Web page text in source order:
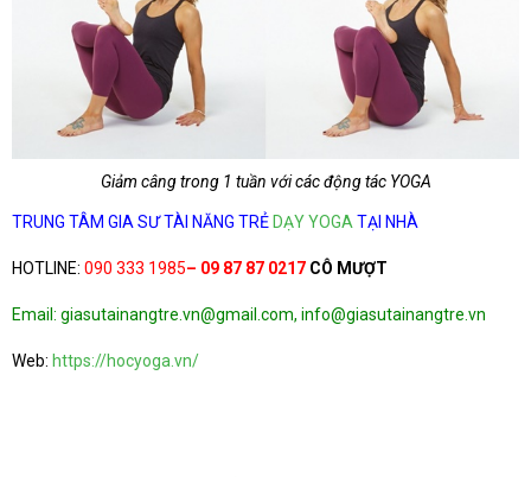
Giảm câng trong 1 tuần với các động tác YOGA
TRUNG TÂM GIA SƯ TÀI NĂNG TRẺ DẠY YOGATẠI NHÀ
HOTLINE: 090 333 1985– 09 87 87 0217 CÔ MƯỢT
Email: giasutainangtre.vn@gmail.com, info@giasutainangtre.vn
Web: https://hocyoga.vn/